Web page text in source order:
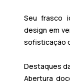
Seu frasco
design em
sofisticação
Destaques
Abertura